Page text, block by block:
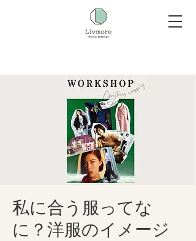
私に合う服ってな
に？洋服のイメージ